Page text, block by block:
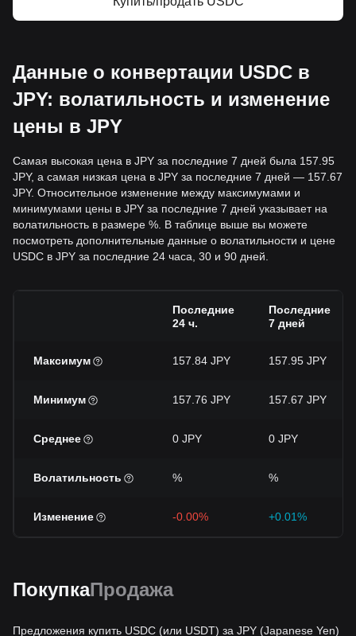
Данные о конвертации USDC в
JPY: волатильность и изменение
цены в JPY
Самая высокая цена в JPY за последние 7 дней была 157.95
JPY, а самая низкая цена в JPY за последние 7 дней — 157.67
JPY. Относительное изменение между максимумами и
минимумами цены в JPY за последние 7 дней указывает на
волатильность в размере %. В таблице выше вы можете
посмотреть дополнительные данные о волатильности и цене
USDC в JPY за последние 24 часа, 30 и 90 дней.
Последние
24 ч.
Последние
7 дней
Максимум 157.84 JPY 157.95 JPY
Минимум 157.76 JPY 157.67 JPY
Среднее 0 JPY 0 JPY
Волатильность % %
Изменение -0.00% +0.01%
ПокупкаПродажа
Предложения купить USDC (или USDT) за JPY (Japanese Yen)